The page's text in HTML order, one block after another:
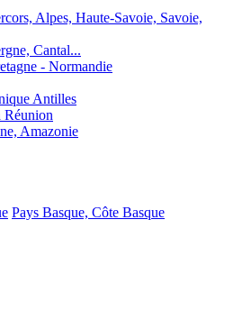
Alpes, Haute-Savoie, Savoie,
Cantal...
- Normandie
Antilles
Réunion
Amazonie
Pays Basque, Côte Basque